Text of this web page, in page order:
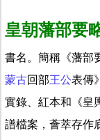
皇朝藩部要
書名。簡稱《藩部
蒙古回部王公表傳
實錄、紅本和《皇
譜檔案，薈萃存作